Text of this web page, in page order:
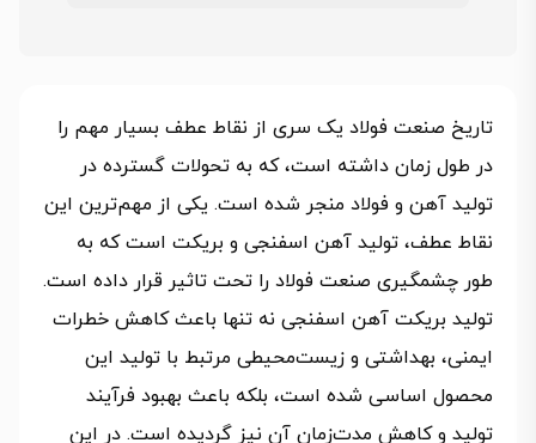
تاریخ صنعت فولاد یک سری از نقاط عطف بسیار مهم را
در طول زمان داشته است، که به تحولات گسترده در
تولید آهن و فولاد منجر شده است. یکی از مهم‌ترین این
نقاط عطف، تولید آهن اسفنجی و بریکت است که به
طور چشمگیری صنعت فولاد را تحت تاثیر قرار داده است.
تولید بریکت آهن اسفنجی نه تنها باعث کاهش خطرات
ایمنی، بهداشتی و زیست‌محیطی مرتبط با تولید این
محصول اساسی شده است، بلکه باعث بهبود فرآیند
تولید و کاهش مدت‌زمان آن نیز گردیده است. در این